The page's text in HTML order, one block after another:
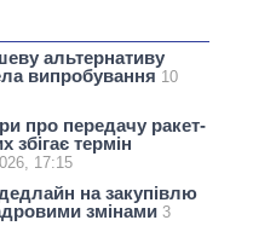
альтернативу
випробування 10
про передачу ракет-
збігає термін
17:15
на закупівлю
змінами 3